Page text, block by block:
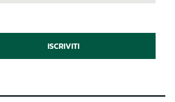
ISCRIVITI